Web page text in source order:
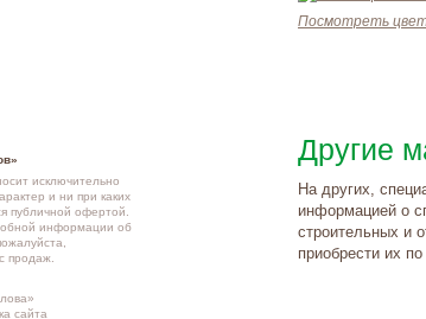
Посмотреть
исключительно
и ни при каких
публичной офертой.
информации об
продаж.
сайта
Другие
На других,
информацией о
строительных и
приобрести их